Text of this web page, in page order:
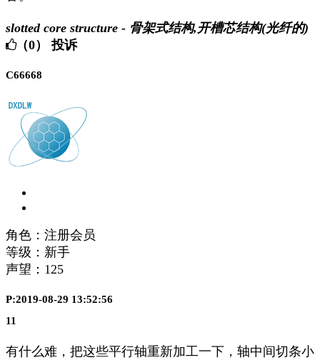
slotted core structure - 骨架式结构,开槽芯结构(光纤的)
（0）
投诉
C66668
角色：注册会员
等级：新手
声望： 125
P:2019-08-29 13:52:56
11
有什么难，把这些平行轴重新加工一下，轴中间切条小